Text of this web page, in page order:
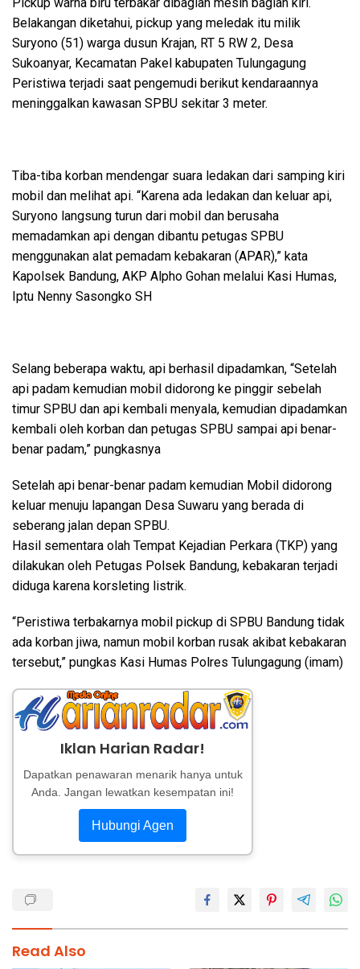
Belakangan diketahui, pickup yang meledak itu milik
Suryono (51) warga dusun Krajan, RT 5 RW 2, Desa
Sukoanyar, Kecamatan Pakel kabupaten Tulungagung
Peristiwa terjadi saat pengemudi berikut kendaraannya
meninggalkan kawasan SPBU sekitar 3 meter.
Tiba-tiba korban mendengar suara ledakan dari samping kiri
mobil dan melihat api. “Karena ada ledakan dan keluar api,
Suryono langsung turun dari mobil dan berusaha
memadamkan api dengan dibantu petugas SPBU
menggunakan alat pemadam kebakaran (APAR),” kata
Kapolsek Bandung, AKP Alpho Gohan melalui Kasi Humas,
Iptu Nenny Sasongko SH
Selang beberapa waktu, api berhasil dipadamkan, “Setelah
api padam kemudian mobil didorong ke pinggir sebelah
timur SPBU dan api kembali menyala, kemudian dipadamkan
kembali oleh korban dan petugas SPBU sampai api benar-
benar padam,” pungkasnya
Setelah api benar-benar padam kemudian Mobil didorong
keluar menuju lapangan Desa Suwaru yang berada di
seberang jalan depan SPBU.
Hasil sementara olah Tempat Kejadian Perkara (TKP) yang
dilakukan oleh Petugas Polsek Bandung, kebakaran terjadi
diduga karena korsleting listrik.
“Peristiwa terbakarnya mobil pickup di SPBU Bandung tidak
ada korban jiwa, namun mobil korban rusak akibat kebakaran
tersebut,” pungkas Kasi Humas Polres Tulungagung (imam)
Iklan Harian Radar!
Dapatkan penawaran menarik hanya untuk
Anda. Jangan lewatkan kesempatan ini!
Hubungi Agen
Read Also